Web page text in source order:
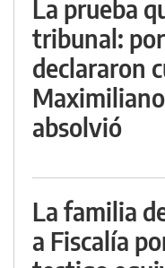
La prueba
tribunal:
declararon
absolvió
La familia
a Fiscalía